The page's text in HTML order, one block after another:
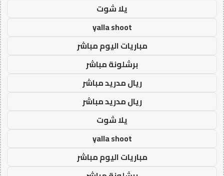
يلا شوت
yalla shoot
مباريات اليوم مباشر
برشلونة مباشر
ريال مدريد مباشر
ريال مدريد مباشر
يلا شوت
yalla shoot
مباريات اليوم مباشر